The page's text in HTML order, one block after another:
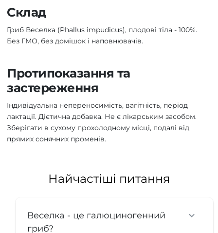
Склад
Гриб Веселка (Phallus impudicus), плодові тіла - 100%.
Без ГМО, без домішок і наповнювачів.
Протипоказання та
застереження
Індивідуальна непереносимість, вагітність, період
лактації. Дієтична добавка. Не є лікарським засобом.
Зберігати в сухому прохолодному місці, подалі від
прямих сонячних променів.
Найчастіші питання
Веселка - це галюциногенний
гриб?